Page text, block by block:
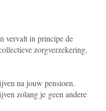
vervalt in principe de
zorgverzekering.
na jouw pensioen.
zolang je geen andere